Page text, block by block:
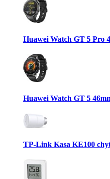
Huawei Watch GT 5 Pro
Huawei Watch GT 5
TP-Link Kasa KE100